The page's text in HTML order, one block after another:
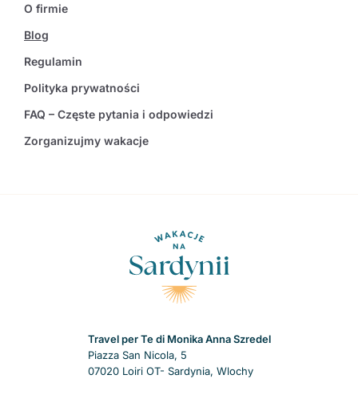
O firmie
Blog
Regulamin
Polityka prywatności
FAQ – Częste pytania i odpowiedzi
Zorganizujmy wakacje
Travel per Te di Monika Anna Szredel
Piazza San Nicola, 5
07020 Loiri OT- Sardynia, Wlochy